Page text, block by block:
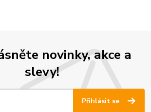
novinky, akce a
slevy!
Přihlásit se